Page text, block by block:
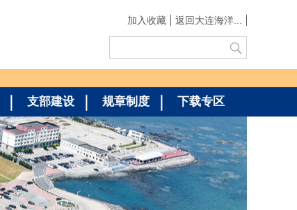
加入收藏 返回大连海洋...
支部建设 规章制度 下载专区